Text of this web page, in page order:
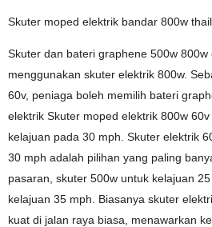
Skuter moped elektrik bandar 800w
Skuter dan bateri graphene 500w 800w
menggunakan skuter elektrik 800w.
60v, peniaga boleh memilih bateri
elektrik Skuter moped elektrik 800w
kelajuan pada 30 mph. Skuter elektrik
30 mph adalah pilihan yang paling
pasaran, skuter 500w untuk kelajuan
kelajuan 35 mph. Biasanya skuter
kuat di jalan raya biasa, menawarkan